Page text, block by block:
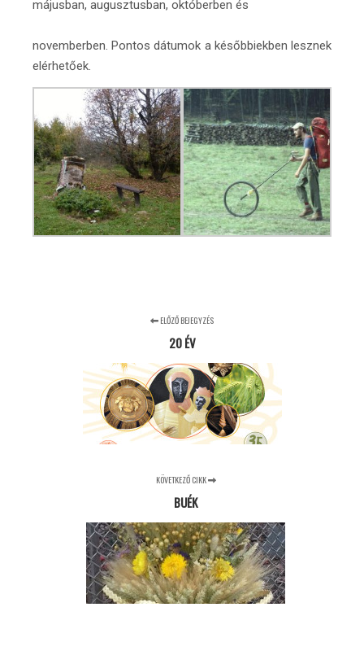
májusban, augusztusban, októberben és
novemberben. Pontos dátumok a későbbiekben lesznek
elérhetőek.
ELŐZŐ BEJEGYZÉS
20 ÉV
KÖVETKEZŐ CIKK
BUÉK